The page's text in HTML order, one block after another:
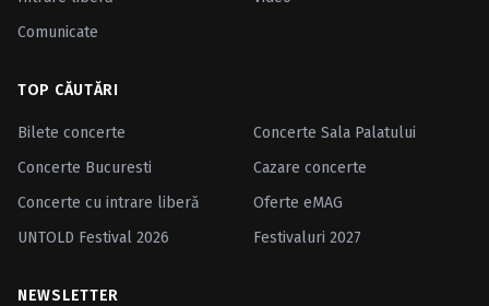
Comunicate
TOP CĂUTĂRI
Bilete concerte
Concerte Sala Palatului
Concerte Bucuresti
Cazare concerte
Concerte cu intrare liberă
Oferte eMAG
UNTOLD Festival 2026
Festivaluri 2027
NEWSLETTER